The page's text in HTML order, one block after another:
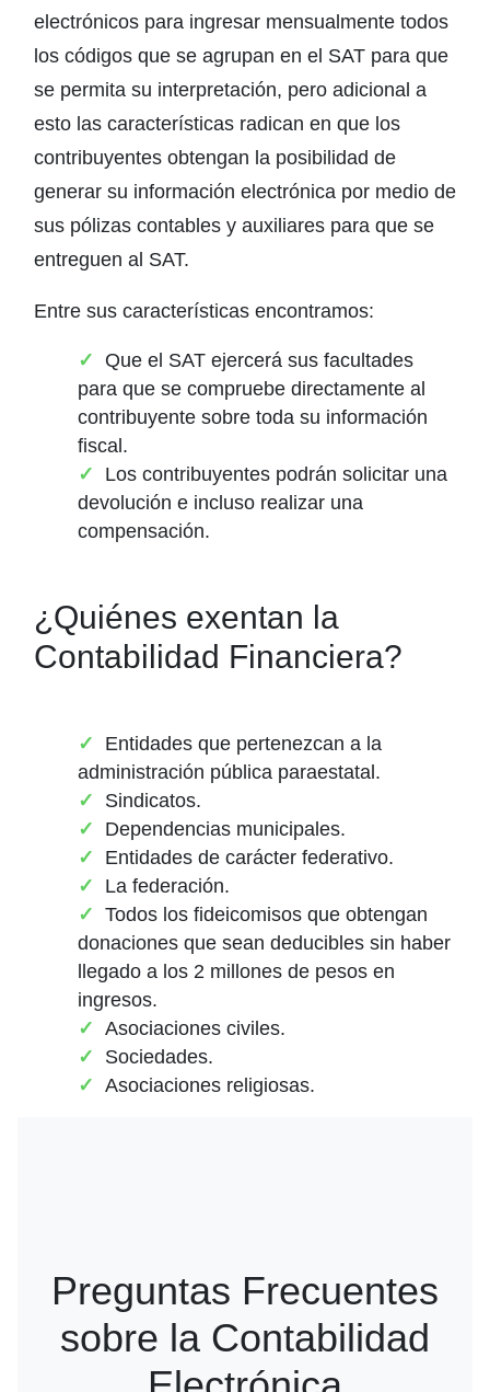
electrónicos para ingresar mensualmente todos
los códigos que se agrupan en el SAT para que
se permita su interpretación, pero adicional a
esto las características radican en que los
contribuyentes obtengan la posibilidad de
generar su información electrónica por medio de
sus pólizas contables y auxiliares para que se
entreguen al SAT.
Entre sus características encontramos:
Que el SAT ejercerá sus facultades
para que se compruebe directamente al
contribuyente sobre toda su información
fiscal.
Los contribuyentes podrán solicitar una
devolución e incluso realizar una
compensación.
¿Quiénes exentan la
Contabilidad Financiera?
Entidades que pertenezcan a la
administración pública paraestatal.
Sindicatos.
Dependencias municipales.
Entidades de carácter federativo.
La federación.
Todos los fideicomisos que obtengan
donaciones que sean deducibles sin haber
llegado a los 2 millones de pesos en
ingresos.
Asociaciones civiles.
Sociedades.
Asociaciones religiosas.
Preguntas Frecuentes
sobre la Contabilidad